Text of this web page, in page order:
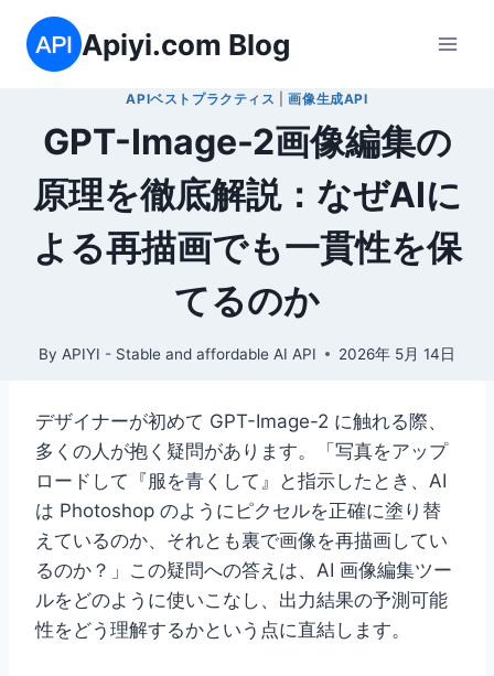
Apiyi.com Blog
APIベストプラクティス |画像生成API
GPT-Image-2画像編集の
原理を徹底解説：なぜAIに
よる再描画でも一貫性を保
てるのか
By APIYI - Stable and affordable AI API 2026年 5月 14日
デザイナーが初めて GPT-Image-2 に触れる際、
多くの人が抱く疑問があります。「写真をアップ
ロードして『服を青くして』と指示したとき、AI
は Photoshop のようにピクセルを正確に塗り替
えているのか、それとも裏で画像を再描画してい
るのか？」この疑問への答えは、AI 画像編集ツー
ルをどのように使いこなし、出力結果の予測可能
性をどう理解するかという点に直結します。